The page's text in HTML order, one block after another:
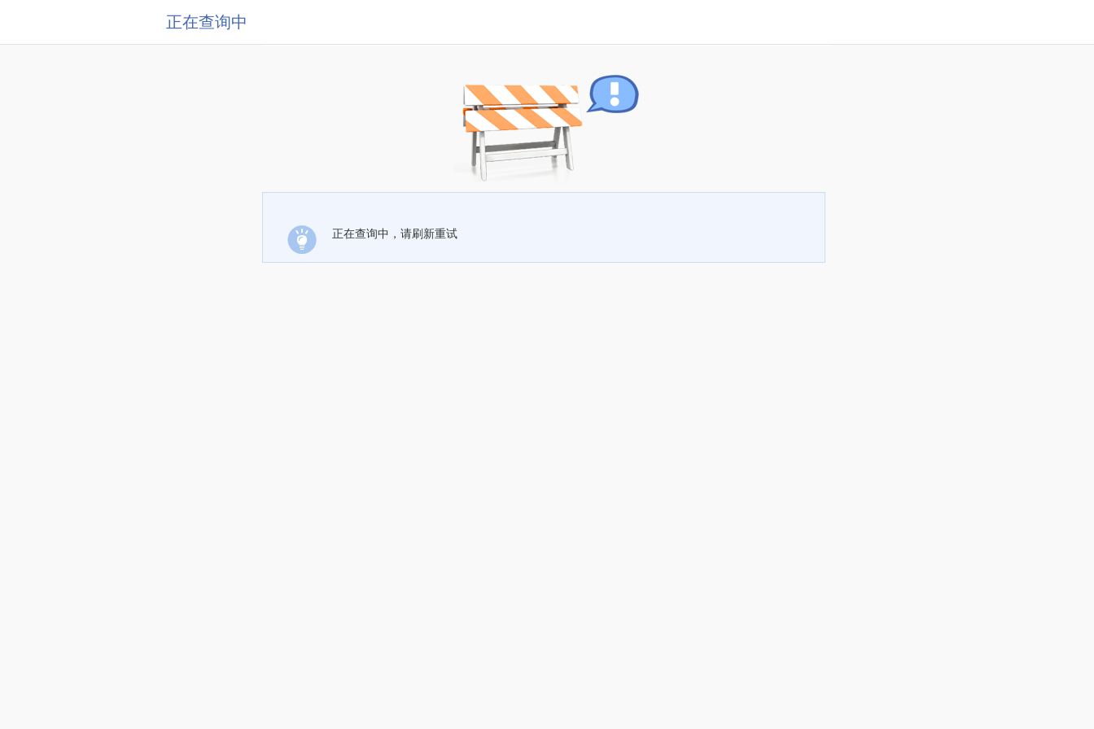
正在查询中
正在查询中，请刷新重试